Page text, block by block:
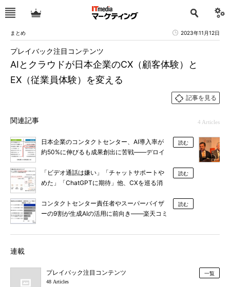
まとめ 2023年11月12日
AIとクラウドが日本企業のCX（顧客体験）と
EX（従業員体験）を変える
プレイバック注目コンテンツ
記事を見る
関連記事 4 Articles
日本企業のコンタクトセンター、AI導入率が
約50%に伸びるも成果創出に苦戦――デロイ
読む
「ビデオ通話は嫌い」「チャットサポートや
めた」「ChatGPTに期待」他、CXを巡る消
読む
コンタクトセンター責任者やスーパーバイザ
ーの9割が生成AIの活用に前向き――楽天コミ
読む
連載
プレイバック注目コンテンツ
48 Articles
一覧